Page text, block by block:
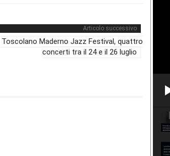
Articolo successivo
Toscolano Maderno Jazz Festival, quattro
concerti tra il 24 e il 26 luglio